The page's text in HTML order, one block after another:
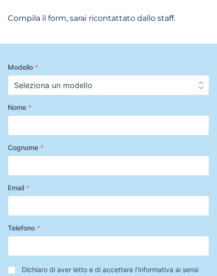
Compila il form, sarai ricontattato dallo staff.
Modello *
Nome *
Cognome *
Email *
Telefono *
Privacy*
Dichiaro di aver letto e di accettare l’informativa ai sensi